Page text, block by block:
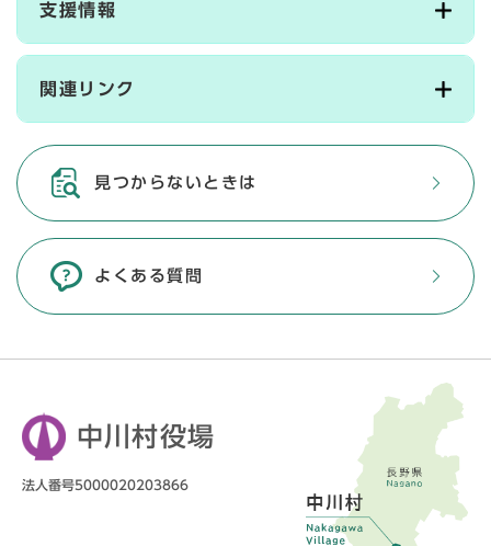
支援情報
関連リンク
見つからないときは
よくある質問
中川村役場
法人番号5000020203866